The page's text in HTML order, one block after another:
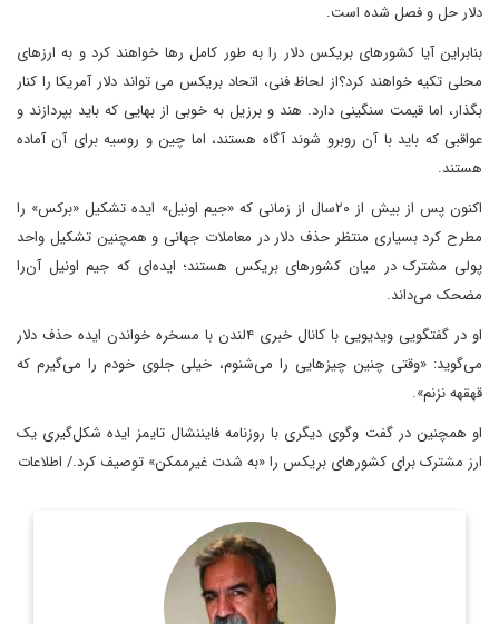
دلار حل و فصل شده است.
بنابراین آیا کشورهای بریکس دلار را به طور کامل رها خواهند کرد و به ارزهای
محلی تکیه خواهند کرد؟از لحاظ فنی، اتحاد بریکس می تواند دلار آمریکا را کنار
بگذار، اما قیمت سنگینی دارد. هند و برزیل به خوبی از بهایی که باید بپردازند و
عواقبی که باید با آن روبرو شوند آگاه هستند، اما چین و روسیه برای آن آماده
هستند.
اکنون پس از بیش از ۲۰سال از زمانی که «جیم اونیل» ایده تشکیل «برکس» را
مطرح کرد بسیاری منتظر حذف دلار در معاملات جهانی و همچنین تشکیل واحد
پولی مشترک در میان کشورهای بریکس هستند؛ ایده‌ای که جیم اونیل آن‌را
مضحک می‌داند.
او در گفتگویی ویدیویی با کانال خبری ۴لندن با مسخره خواندن ایده حذف دلار
می‌گوید: «وقتی چنین چیزهایی را می‌شنوم، خیلی جلوی خودم را می‌گیرم که
قهقهه نزنم».
او همچنین در گفت وگوی دیگری با روزنامه فایننشال تایمز ایده شکل‌گیری یک
ارز مشترک برای کشورهای بریکس را «به شدت غیرممکن» توصیف کرد./ اطلاعات
استادیار جغرافیای سیاسی، دانشکده مطالعات جهان دانشگاه تهران
اطلاعات بیشتر